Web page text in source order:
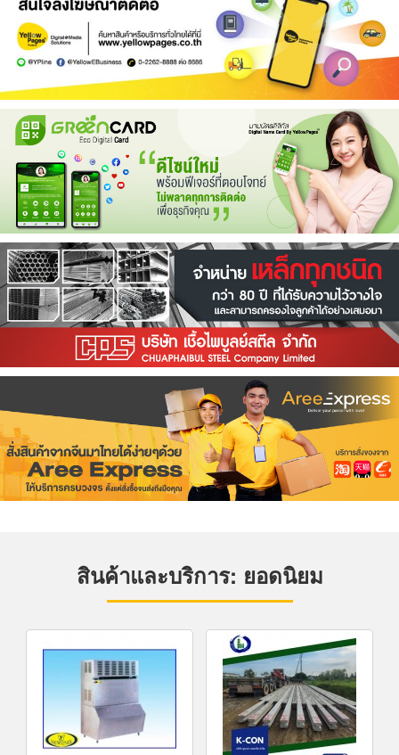
สินค้าและบริการ: ยอดนิยม